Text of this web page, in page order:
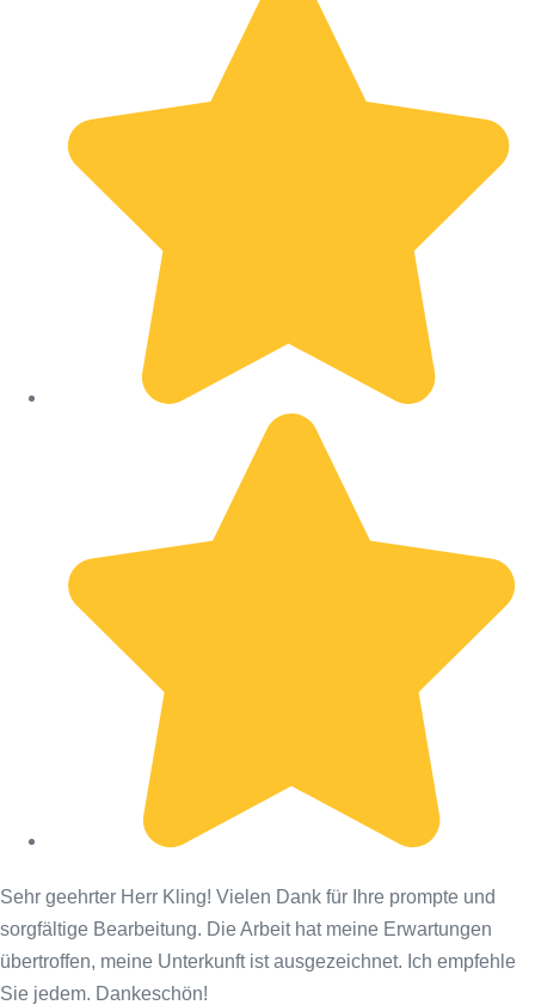
Sehr geehrter Herr Kling! Vielen Dank für Ihre prompte und
sorgfältige Bearbeitung. Die Arbeit hat meine Erwartungen
übertroffen, meine Unterkunft ist ausgezeichnet. Ich empfehle
Sie jedem. Dankeschön!